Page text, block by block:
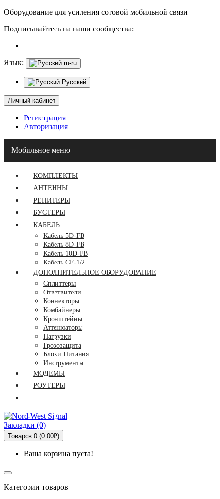
Оборудование для усиления сотовой мобильной связи
Подписывайтесь на наши сообщества:
Язык: ru-ru
Русский
Личный кабинет
Регистрация
Авторизация
Мобильное меню
КОМПЛЕКТЫ
АНТЕННЫ
РЕПИТЕРЫ
БУСТЕРЫ
КАБЕЛЬ
Кабель 5D-FB
Кабель 8D-FB
Кабель 10D-FB
Кабель CF-1/2
ДОПОЛНИТЕЛЬНОЕ ОБОРУДОВАНИЕ
Сплиттеры
Ответвители
Коннекторы
Комбайнеры
Кронштейны
Аттенюаторы
Нагрузки
Грозозащита
Блоки Питания
Инструменты
МОДЕМЫ
РОУТЕРЫ
Закладки (0)
Товаров 0 (0.00₽)
Ваша корзина пуста!
Категории товаров